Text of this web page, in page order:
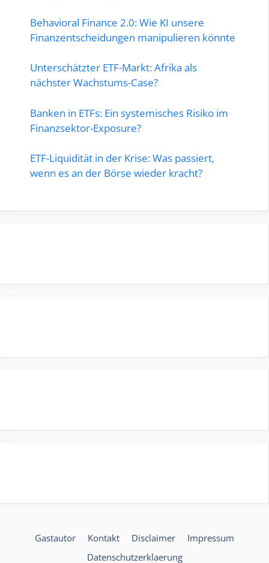
Behavioral Finance 2.0: Wie KI unsere
Finanzentscheidungen manipulieren könnte
Unterschätzter ETF-Markt: Afrika als
nächster Wachstums-Case?
Banken in ETFs: Ein systemisches Risiko im
Finanzsektor-Exposure?
ETF-Liquidität in der Krise: Was passiert,
wenn es an der Börse wieder kracht?
Gastautor Kontakt Disclaimer
Impressum
Datenschutzerklaerung